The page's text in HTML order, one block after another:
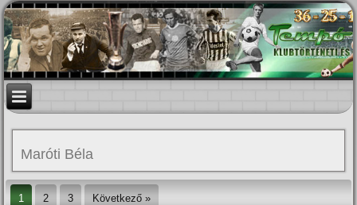
Maróti Béla
1 2 3 Következő »